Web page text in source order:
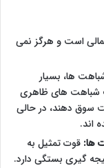
است و هرگز نمی
ها، بسیار
شباهت های ظاهری
سوق دهند، در حالی
اند.
ها: قوت تمثیل به
گیری بستگی دارد.